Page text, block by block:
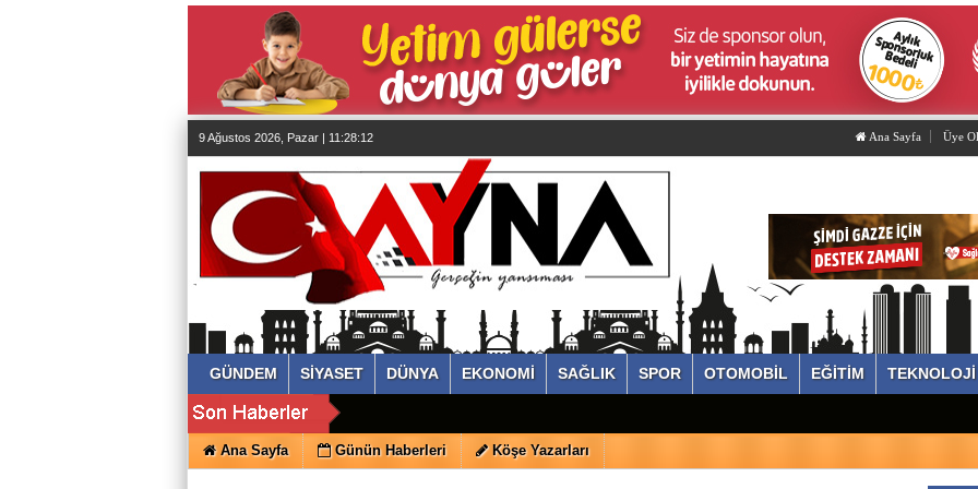
9 Ağustos 2026, Pazar | 11:28:13 Ana Sayfa Üye Ol
GÜNDEM SİYASET DÜNYA EKONOMİ SAĞLIK SPOR OTOMOBİL EĞİTİM TEKNOLOJİ
Ana Sayfa Günün Haberleri Köşe Yazarları